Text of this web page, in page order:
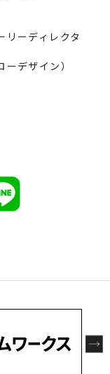
リーディレクタ
デザイン）